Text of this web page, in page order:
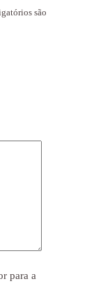
são
para a